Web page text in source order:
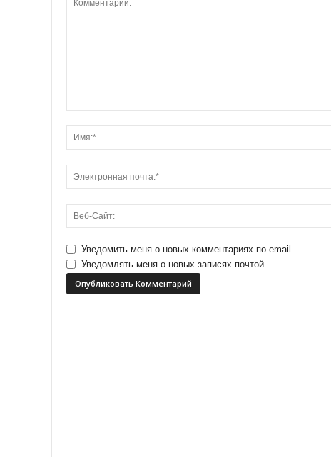
Уведомить меня о новых комментариях по email.
Уведомлять меня о новых записях почтой.